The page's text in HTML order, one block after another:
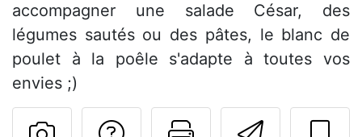
accompagner une salade César, des
légumes sautés ou des pâtes, le blanc de
poulet à la poêle s'adapte à toutes vos
envies ;)